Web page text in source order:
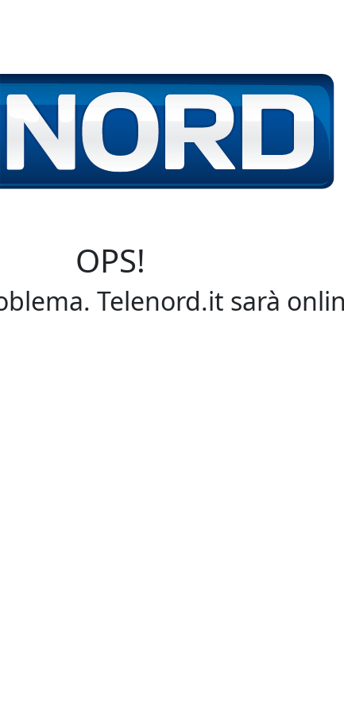
OPS!
Telenord.it sarà